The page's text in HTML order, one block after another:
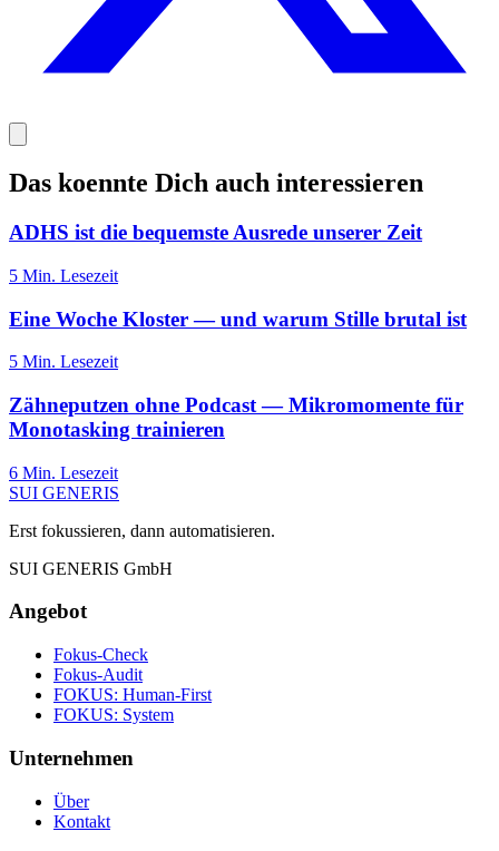
Das koennte Dich auch interessieren
ADHS ist die bequemste Ausrede unserer Zeit
5 Min. Lesezeit
Eine Woche Kloster — und warum Stille brutal ist
5 Min. Lesezeit
Zähneputzen ohne Podcast — Mikromomente für
Monotasking trainieren
6 Min. Lesezeit
SUI GENERIS
Erst fokussieren, dann automatisieren.
SUI GENERIS GmbH
Angebot
Fokus-Check
Fokus-Audit
FOKUS: Human-First
FOKUS: System
Unternehmen
Über
Kontakt